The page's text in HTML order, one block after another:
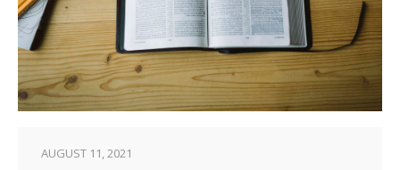
AUGUST 11, 2021